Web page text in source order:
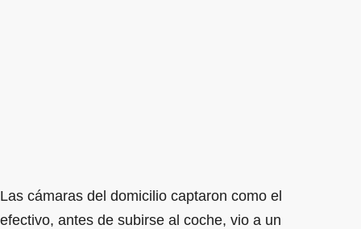
Las cámaras del domicilio captaron como el
efectivo, antes de subirse al coche, vio a un